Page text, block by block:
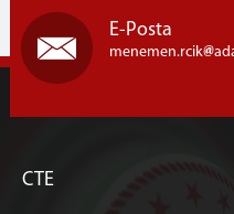
Programı
İLETİŞİM
E-Posta
menemen.rcik
CTE